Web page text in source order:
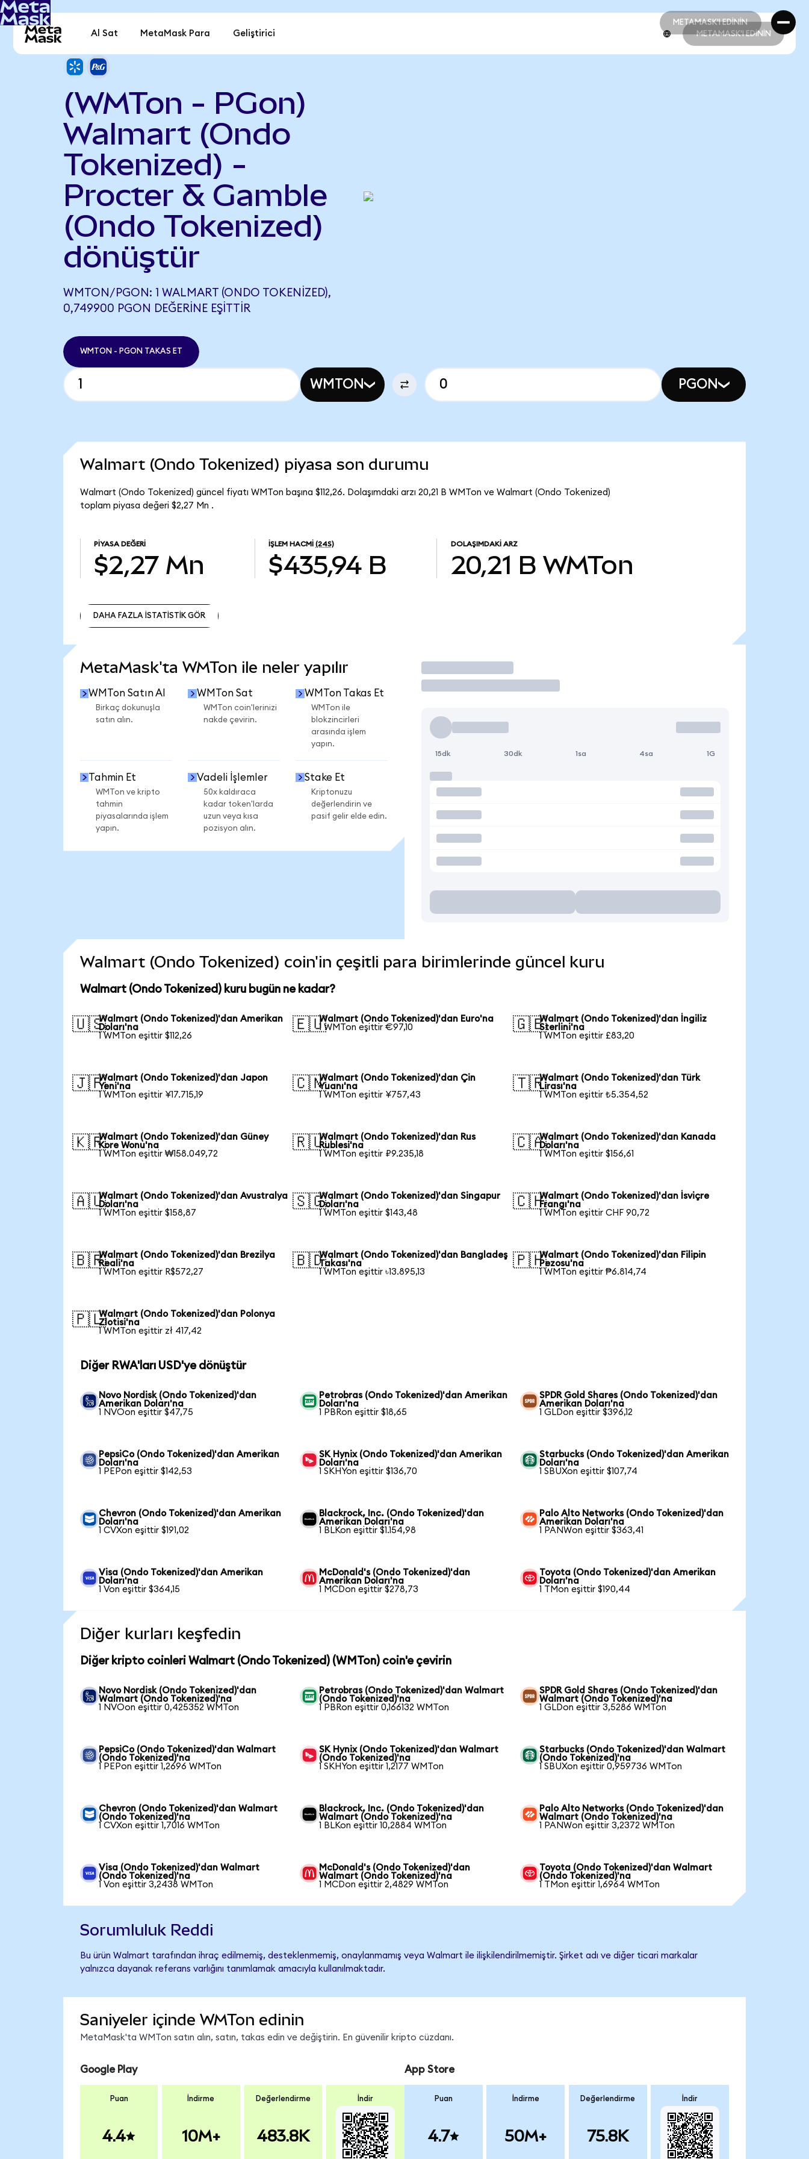
METAMASK'I EDİNİN
METAMASK'I EDİNİN
Al Sat MetaMask Para Geliştirici METAMASK'I EDİNİN
(WMTon - PGon)
Walmart (Ondo
Tokenized) -
Procter & Gamble
(Ondo Tokenized)
dönüştür
WMTON/PGON: 1 WALMART (ONDO TOKENIZED),
0,749900 PGON DEĞERINE EŞITTIR
WMTON - PGON TAKAS ET
WMTON PGON
Walmart (Ondo Tokenized) piyasa son durumu
Walmart (Ondo Tokenized) güncel fiyatı WMTon başına $112,26. Dolaşımdaki arzı 20,21 B WMTon ve Walmart (Ondo Tokenized)
toplam piyasa değeri $2,27 Mn .
PIYASA DEĞERI
$2,27 Mn
İŞLEM HACMI (24S)
$435,94 B
DOLAŞIMDAKI ARZ
20,21 B WMTon
DAHA FAZLA İSTATİSTİK GÖR
MetaMask'ta WMTon ile neler yapılır
WMTon Satın Al
Birkaç dokunuşla
satın alın.
WMTon Sat
WMTon coin'lerinizi
nakde çevirin.
WMTon Takas Et
WMTon ile
blokzincirleri
arasında işlem
yapın.
Tahmin Et
WMTon ve kripto
tahmin
piyasalarında işlem
yapın.
Vadeli İşlemler
50x kaldıraca
kadar token'larda
uzun veya kısa
pozisyon alın.
Stake Et
Kriptonuzu
değerlendirin ve
pasif gelir elde edin.
İşlem Yap
15dk 30dk 1sa 4sa 1G
Walmart (Ondo Tokenized) coin'in çeşitli para birimlerinde güncel kuru
Walmart (Ondo Tokenized) kuru bugün ne kadar?
🇺🇸Walmart (Ondo Tokenized)'dan Amerikan
Doları'na
1 WMTon eşittir $112,26
🇪🇺Walmart (Ondo Tokenized)'dan Euro'na
1 WMTon eşittir €97,10
🇬🇧Walmart (Ondo Tokenized)'dan İngiliz
Sterlini'na
1 WMTon eşittir £83,20
🇯🇵Walmart (Ondo Tokenized)'dan Japon
Yeni'na
1 WMTon eşittir ¥17.715,19
🇨🇳Walmart (Ondo Tokenized)'dan Çin
Yuanı'na
1 WMTon eşittir ¥757,43
🇹🇷Walmart (Ondo Tokenized)'dan Türk
Lirası'na
1 WMTon eşittir ₺5.354,52
🇰🇷Walmart (Ondo Tokenized)'dan Güney
Kore Wonu'na
1 WMTon eşittir ₩158.049,72
🇷🇺Walmart (Ondo Tokenized)'dan Rus
Rublesi'na
1 WMTon eşittir ₽9.235,18
🇨🇦Walmart (Ondo Tokenized)'dan Kanada
Doları'na
1 WMTon eşittir $156,61
🇦🇺Walmart (Ondo Tokenized)'dan Avustralya
Doları'na
1 WMTon eşittir $158,87
🇸🇬Walmart (Ondo Tokenized)'dan Singapur
Doları'na
1 WMTon eşittir $143,48
🇨🇭Walmart (Ondo Tokenized)'dan İsviçre
Frangı'na
1 WMTon eşittir CHF 90,72
🇧🇷Walmart (Ondo Tokenized)'dan Brezilya
Reali'na
1 WMTon eşittir R$572,27
🇧🇩Walmart (Ondo Tokenized)'dan Bangladeş
Takası'na
1 WMTon eşittir ৳13.895,13
🇵🇭Walmart (Ondo Tokenized)'dan Filipin
Pezosu'na
1 WMTon eşittir ₱6.814,74
🇵🇱Walmart (Ondo Tokenized)'dan Polonya
Zlotisi'na
1 WMTon eşittir zł 417,42
Diğer RWA'ları USD'ye dönüştür
Novo Nordisk (Ondo Tokenized)'dan
Amerikan Doları'na
1 NVOon eşittir $47,75
Petrobras (Ondo Tokenized)'dan Amerikan
Doları'na
1 PBRon eşittir $18,65
SPDR Gold Shares (Ondo Tokenized)'dan
Amerikan Doları'na
1 GLDon eşittir $396,12
PepsiCo (Ondo Tokenized)'dan Amerikan
Doları'na
1 PEPon eşittir $142,53
SK Hynix (Ondo Tokenized)'dan Amerikan
Doları'na
1 SKHYon eşittir $136,70
Starbucks (Ondo Tokenized)'dan Amerikan
Doları'na
1 SBUXon eşittir $107,74
Chevron (Ondo Tokenized)'dan Amerikan
Doları'na
1 CVXon eşittir $191,02
Blackrock, Inc. (Ondo Tokenized)'dan
Amerikan Doları'na
1 BLKon eşittir $1.154,98
Palo Alto Networks (Ondo Tokenized)'dan
Amerikan Doları'na
1 PANWon eşittir $363,41
Visa (Ondo Tokenized)'dan Amerikan
Doları'na
1 Von eşittir $364,15
McDonald's (Ondo Tokenized)'dan
Amerikan Doları'na
1 MCDon eşittir $278,73
Toyota (Ondo Tokenized)'dan Amerikan
Doları'na
1 TMon eşittir $190,44
Diğer kurları keşfedin
Diğer kripto coinleri Walmart (Ondo Tokenized) (WMTon) coin'e çevirin
Novo Nordisk (Ondo Tokenized)'dan
Walmart (Ondo Tokenized)'na
1 NVOon eşittir 0,425352 WMTon
Petrobras (Ondo Tokenized)'dan Walmart
(Ondo Tokenized)'na
1 PBRon eşittir 0,166132 WMTon
SPDR Gold Shares (Ondo Tokenized)'dan
Walmart (Ondo Tokenized)'na
1 GLDon eşittir 3,5286 WMTon
PepsiCo (Ondo Tokenized)'dan Walmart
(Ondo Tokenized)'na
1 PEPon eşittir 1,2696 WMTon
SK Hynix (Ondo Tokenized)'dan Walmart
(Ondo Tokenized)'na
1 SKHYon eşittir 1,2177 WMTon
Starbucks (Ondo Tokenized)'dan Walmart
(Ondo Tokenized)'na
1 SBUXon eşittir 0,959736 WMTon
Chevron (Ondo Tokenized)'dan Walmart
(Ondo Tokenized)'na
1 CVXon eşittir 1,7016 WMTon
Blackrock, Inc. (Ondo Tokenized)'dan
Walmart (Ondo Tokenized)'na
1 BLKon eşittir 10,2884 WMTon
Palo Alto Networks (Ondo Tokenized)'dan
Walmart (Ondo Tokenized)'na
1 PANWon eşittir 3,2372 WMTon
Visa (Ondo Tokenized)'dan Walmart
(Ondo Tokenized)'na
1 Von eşittir 3,2438 WMTon
McDonald's (Ondo Tokenized)'dan
Walmart (Ondo Tokenized)'na
1 MCDon eşittir 2,4829 WMTon
Toyota (Ondo Tokenized)'dan Walmart
(Ondo Tokenized)'na
1 TMon eşittir 1,6964 WMTon
Sorumluluk Reddi
Bu ürün Walmart tarafından ihraç edilmemiş, desteklenmemiş, onaylanmamış veya Walmart ile ilişkilendirilmemiştir. Şirket adı ve diğer ticari markalar
yalnızca dayanak referans varlığını tanımlamak amacıyla kullanılmaktadır.
Saniyeler içinde WMTon edinin
MetaMask'ta WMTon satın alın, satın, takas edin ve değiştirin. En güvenilir kripto cüzdanı.
Google Play
Puan
4.4
İndirme
10M+
Değerlendirme
483.8K
İndir
App Store
Puan
4.7
İndirme
50M+
Değerlendirme
75.8K
İndir